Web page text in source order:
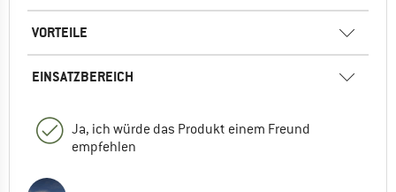
VORTEILE
EINSATZBEREICH
Ja, ich würde das Produkt einem Freund
empfehlen